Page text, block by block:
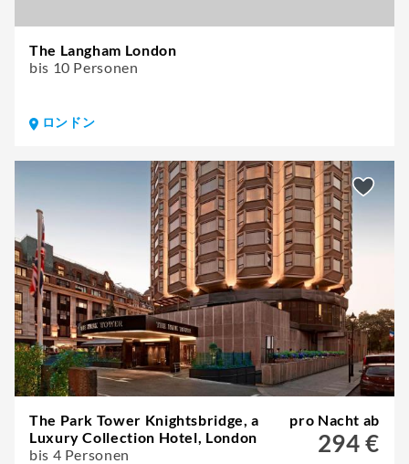
The Langham London
bis 10 Personen
ロンドン
The Park Tower Knightsbridge, a
Luxury Collection Hotel, London
bis 4 Personen
pro Nacht ab
294 €